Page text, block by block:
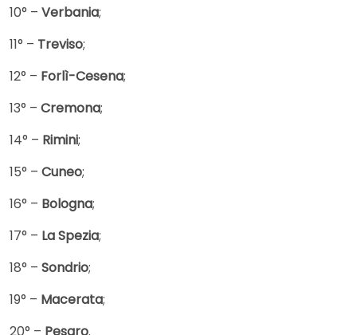
10° – Verbania;
11° – Treviso;
12° – Forlì-Cesena;
13° – Cremona;
14° – Rimini;
15° – Cuneo;
16° – Bologna;
17° – La Spezia;
18° – Sondrio;
19° – Macerata;